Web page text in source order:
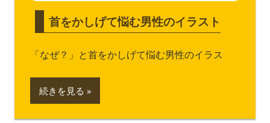
首をかしげて悩む男性のイラスト
「なぜ？」と首をかしげて悩む男性のイラス
続きを見る